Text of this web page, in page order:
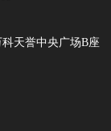
天誉中央广场B座